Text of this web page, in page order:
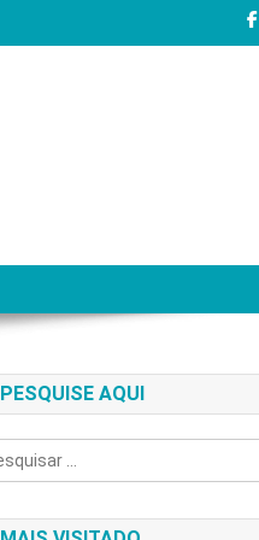
PESQUISE AQUI